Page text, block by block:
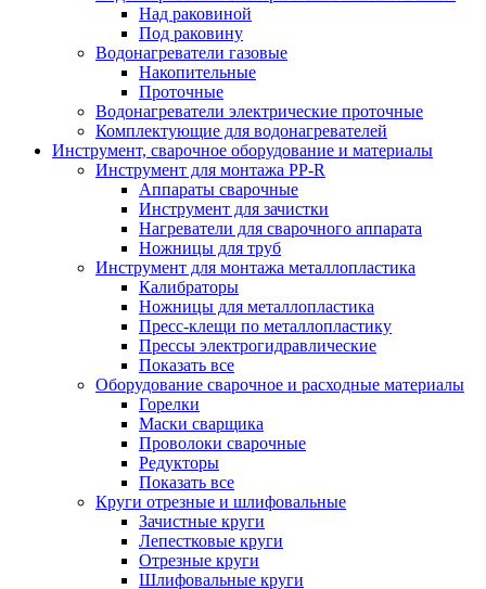
Над раковиной
Под раковину
Водонагреватели газовые
Накопительные
Проточные
Водонагреватели электрические проточные
Комплектующие для водонагревателей
Инструмент, сварочное оборудование и материалы
Инструмент для монтажа PP-R
Аппараты сварочные
Инструмент для зачистки
Нагреватели для сварочного аппарата
Ножницы для труб
Инструмент для монтажа металлопластика
Калибраторы
Ножницы для металлопластика
Пресс-клещи по металлопластику
Прессы электрогидравлические
Показать все
Оборудование сварочное и расходные материалы
Горелки
Маски сварщика
Проволоки сварочные
Редукторы
Показать все
Круги отрезные и шлифовальные
Зачистные круги
Лепестковые круги
Отрезные круги
Шлифовальные круги